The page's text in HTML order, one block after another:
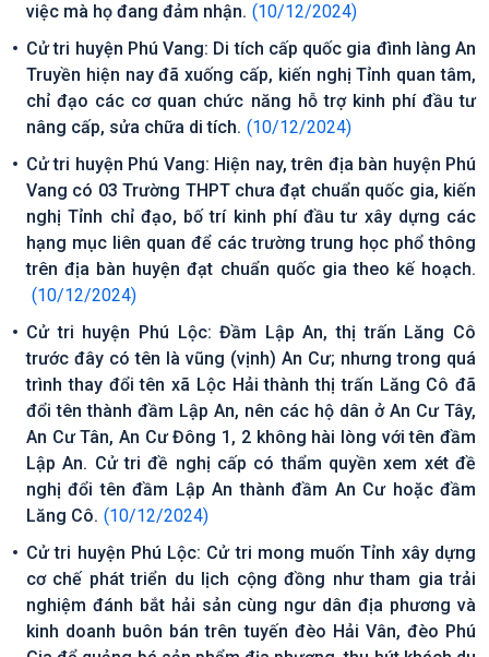
việc mà họ đang đảm nhận. (10/12/2024)
Cử tri huyện Phú Vang: Di tích cấp quốc gia đình làng An
Truyền hiện nay đã xuống cấp, kiến nghị Tỉnh quan tâm,
chỉ đạo các cơ quan chức năng hỗ trợ kinh phí đầu tư
nâng cấp, sửa chữa di tích. (10/12/2024)
Cử tri huyện Phú Vang: Hiện nay, trên địa bàn huyện Phú
Vang có 03 Trường THPT chưa đạt chuẩn quốc gia, kiến
nghị Tỉnh chỉ đạo, bố trí kinh phí đầu tư xây dựng các
hạng mục liên quan để các trường trung học phổ thông
trên địa bàn huyện đạt chuẩn quốc gia theo kế hoạch.
(10/12/2024)
Cử tri huyện Phú Lộc: Đầm Lập An, thị trấn Lăng Cô
trước đây có tên là vũng (vịnh) An Cư; nhưng trong quá
trình thay đổi tên xã Lộc Hải thành thị trấn Lăng Cô đã
đổi tên thành đầm Lập An, nên các hộ dân ở An Cư Tây,
An Cư Tân, An Cư Đông 1, 2 không hài lòng với tên đầm
Lập An. Cử tri đề nghị cấp có thẩm quyền xem xét đề
nghị đổi tên đầm Lập An thành đầm An Cư hoặc đầm
Lăng Cô. (10/12/2024)
Cử tri huyện Phú Lộc: Cử tri mong muốn Tỉnh xây dựng
cơ chế phát triển du lịch cộng đồng như tham gia trải
nghiệm đánh bắt hải sản cùng ngư dân địa phương và
kinh doanh buôn bán trên tuyến đèo Hải Vân, đèo Phú